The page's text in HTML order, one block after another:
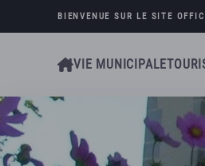
Skip to main content
BIENVENUE SUR LE SITE
VIE MUNICIPALE